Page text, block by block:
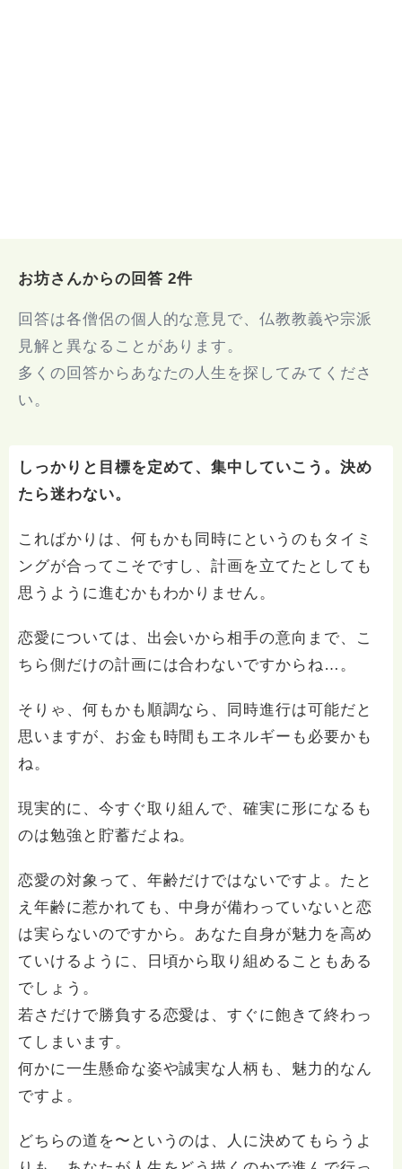
お坊さんからの回答 2件
回答は各僧侶の個人的な意見で、仏教教義や宗派
見解と異なることがあります。
多くの回答からあなたの人生を探してみてくださ
い。
しっかりと目標を定めて、集中していこう。決め
たら迷わない。
こればかりは、何もかも同時にというのもタイミ
ングが合ってこそですし、計画を立てたとしても
思うように進むかもわかりません。
恋愛については、出会いから相手の意向まで、こ
ちら側だけの計画には合わないですからね…。
そりゃ、何もかも順調なら、同時進行は可能だと
思いますが、お金も時間もエネルギーも必要かも
ね。
現実的に、今すぐ取り組んで、確実に形になるも
のは勉強と貯蓄だよね。
恋愛の対象って、年齢だけではないですよ。たと
え年齢に惹かれても、中身が備わっていないと恋
は実らないのですから。あなた自身が魅力を高め
ていけるように、日頃から取り組めることもある
でしょう。
若さだけで勝負する恋愛は、すぐに飽きて終わっ
てしまいます。
何かに一生懸命な姿や誠実な人柄も、魅力的なん
ですよ。
どちらの道を〜というのは、人に決めてもらうよ